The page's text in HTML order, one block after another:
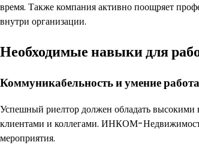
время. Также компания активно поощряет
внутри организации.
Необходимые навыки для
Коммуникабельность и умение
Успешный риелтор должен обладать
клиентами и коллегами. ИНКОМ-Недвижимость
мероприятия.